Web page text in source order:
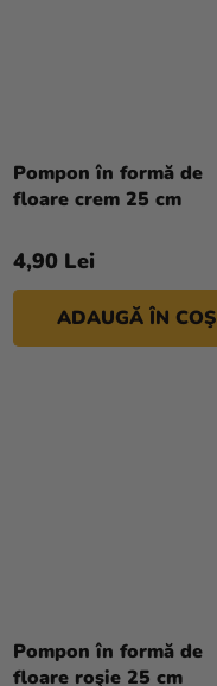
Pompon în formă de
floare crem 25 cm
medie
a
din
5
stele.
4,90 Lei
ADAUGĂ ÎN COŞ
Pompon în formă de
floare roşie 25 cm